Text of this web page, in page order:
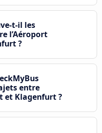
t-il les
l’Aéroport
?
entre
et Klagenfurt ?